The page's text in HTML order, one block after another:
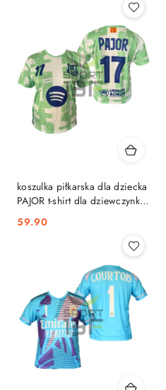
koszulka piłkarska dla dziecka
PAJOR t-shirt dla dziewczynki
Cena:
59.90